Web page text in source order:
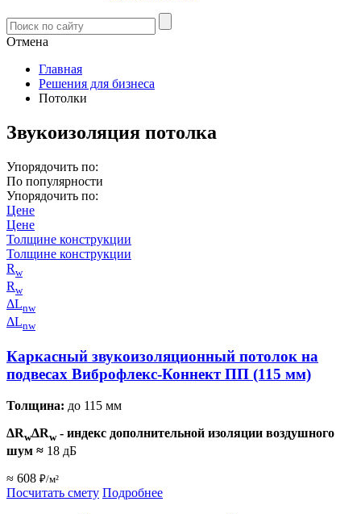
Отмена
Главная
Решения для бизнеса
Потолки
Звукоизоляция потолка
Упорядочить по:
По популярности
Упорядочить по:
Цене
Цене
Толщине конструкции
Толщине конструкции
Rw
Rw
ΔLnw
ΔLnw
Каркасный звукоизоляционный потолок на
подвесах Виброфлекс-Коннект ПП (115 мм)
Толщина: до 115 мм
ΔRwΔRw- индекс дополнительной изоляции воздушного
шум ≈ 18 дБ
≈ 608 ₽/м²
Посчитать смету Подробнее